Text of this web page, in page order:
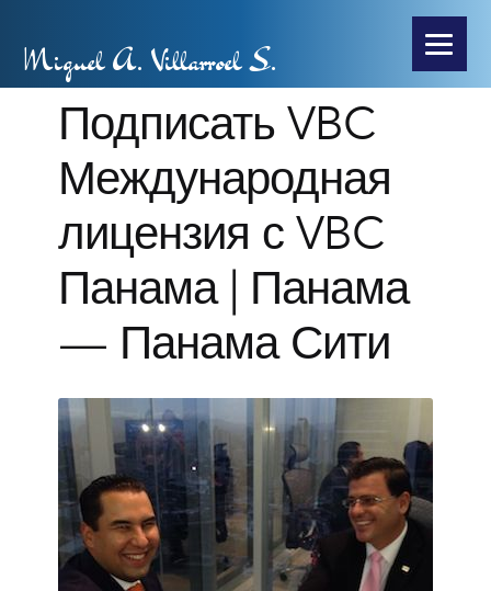
Miguel A. Villarroel S.
Подписать VBC
Международная
лицензия с VBC
Панама | Панама
— Панама Сити